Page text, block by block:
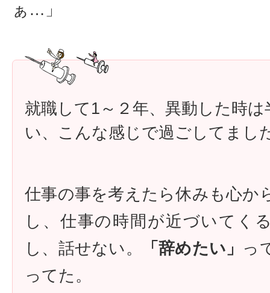
ぁ…」
就職して1～２年、異動した時は
い、こんな感じで過ごしてまし
仕事の事を考えたら休みも心か
し、仕事の時間が近づいてく
し、話せない。
「辞めたい」
っ
ってた。